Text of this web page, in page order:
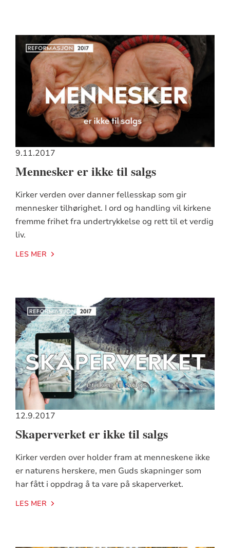
9.11.2017
Mennesker er ikke til salgs
Kirker verden over danner fellesskap som gir
mennesker tilhørighet. I ord og handling vil kirkene
fremme frihet fra undertrykkelse og rett til et verdig
liv.
LES MER
12.9.2017
Skaperverket er ikke til salgs
Kirker verden over holder fram at menneskene ikke
er naturens herskere, men Guds skapninger som
har fått i oppdrag å ta vare på skaperverket.
LES MER